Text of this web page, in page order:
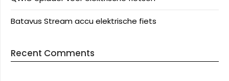
Batavus Stream accu elektrische fiets
Recent Comments